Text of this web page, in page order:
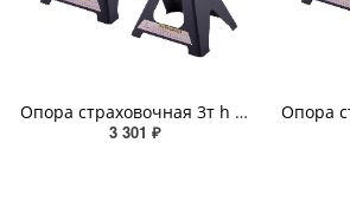
Опора страховочная 3т h 290-430мм SKYWAY комплект 2 шт
3 301 ₽